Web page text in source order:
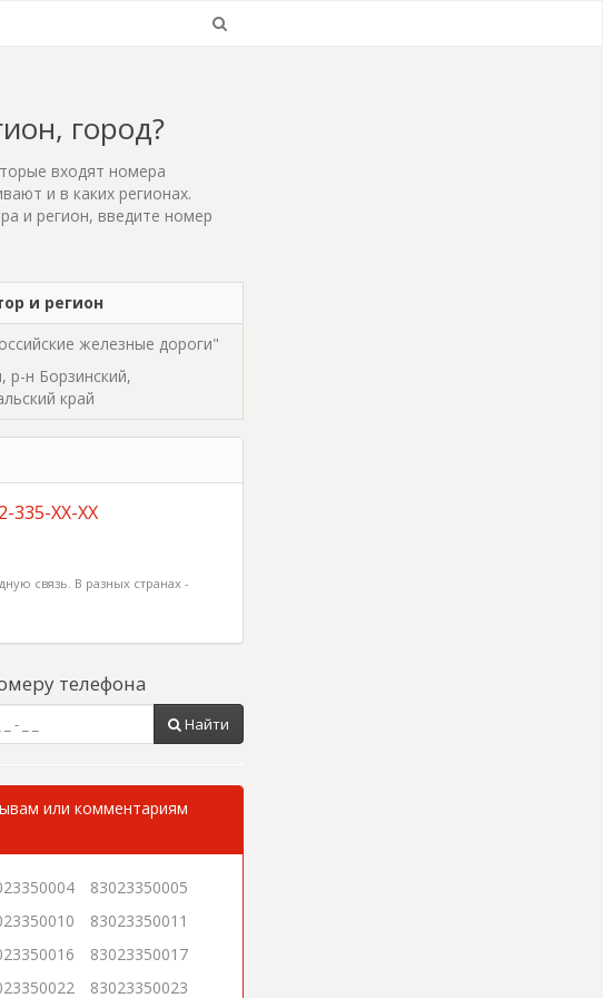
город?
входят номера
и в каких регионах.
и регион, введите номер
и регион
железные дороги"
р-н Борзинский,
край
335-XX-XX
связь. В разных странах -
телефона
Найти
или комментариям
83023350005
83023350011
83023350017
83023350023